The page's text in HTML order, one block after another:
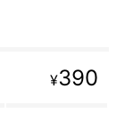
¥390